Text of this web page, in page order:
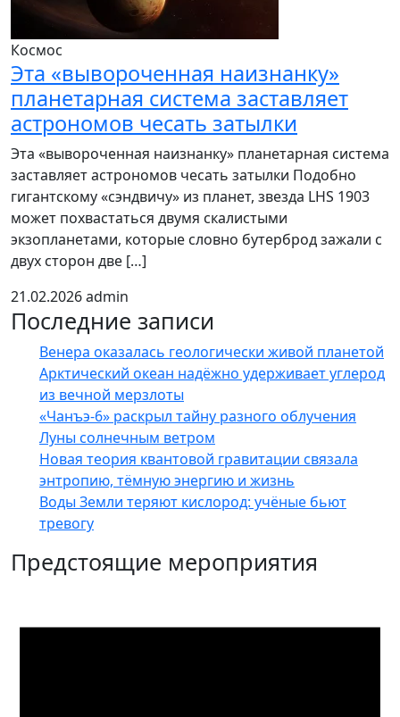
Космос
Эта «вывороченная наизнанку»
планетарная система заставляет
астрономов чесать затылки
Эта «вывороченная наизнанку» планетарная система
заставляет астрономов чесать затылки Подобно
гигантскому «сэндвичу» из планет, звезда LHS 1903
может похвастаться двумя скалистыми
экзопланетами, которые словно бутерброд зажали с
двух сторон две […]
21.02.2026admin
Последние записи
Венера оказалась геологически живой планетой
Арктический океан надёжно удерживает углерод
из вечной мерзлоты
«Чанъэ-6» раскрыл тайну разного облучения
Луны солнечным ветром
Новая теория квантовой гравитации связала
энтропию, тёмную энергию и жизнь
Воды Земли теряют кислород: учёные бьют
тревогу
Предстоящие мероприятия